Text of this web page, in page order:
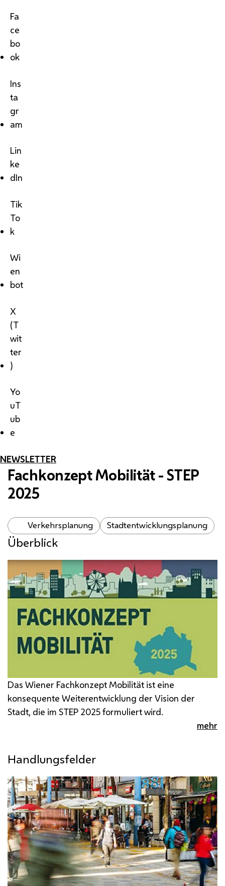
Fa
ce
bo
ok
Ins
ta
gr
am
Lin
ke
dIn
Tik
To
k
Wi
en
bot
X
(T
wit
ter
)
Yo
uT
ub
e
NEWSLETTER
Fachkonzept Mobilität -STEP
2025
Verkehrsplanung Stadtentwicklungsplanung
Überblick
Das Wiener Fachkonzept Mobilität ist eine
konsequente Weiterentwicklung der Vision der
Stadt, die im STEP 2025 formuliert wird.
mehr
Handlungsfelder